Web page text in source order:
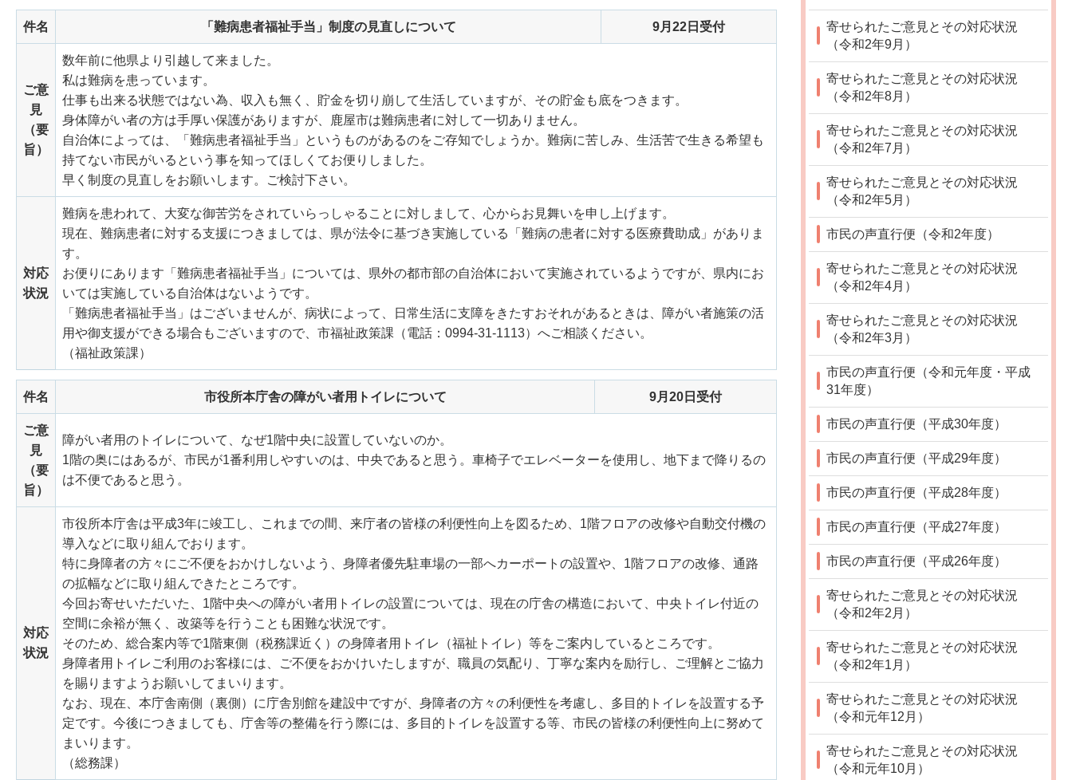
件名 「難病患者福祉手当」制度の見直しについて 9月22日受付
ご意
見
（要
旨）
数年前に他県より引越して来ました。
私は難病を患っています。
仕事も出来る状態ではない為、収入も無く、貯金を切り崩して生活していますが、その貯金も底をつきます。
身体障がい者の方は手厚い保護がありますが、鹿屋市は難病患者に対して一切ありません。
自治体によっては、「難病患者福祉手当」というものがあるのをご存知でしょうか。難病に苦しみ、生活苦で生きる希望も
持てない市民がいるという事を知ってほしくてお便りしました。
早く制度の見直しをお願いします。ご検討下さい。
対応
状況
難病を患われて、大変な御苦労をされていらっしゃることに対しまして、心からお見舞いを申し上げます。
現在、難病患者に対する支援につきましては、県が法令に基づき実施している「難病の患者に対する医療費助成」がありま
す。
お便りにあります「難病患者福祉手当」については、県外の都市部の自治体において実施されているようですが、県内にお
いては実施している自治体はないようです。
「難病患者福祉手当」はございませんが、病状によって、日常生活に支障をきたすおそれがあるときは、障がい者施策の活
用や御支援ができる場合もございますので、市福祉政策課（電話：0994-31-1113）へご相談ください。
（福祉政策課）
件名 市役所本庁舎の障がい者用トイレについて 9月20日受付
ご意
見
（要
旨）
障がい者用のトイレについて、なぜ1階中央に設置していないのか。
1階の奥にはあるが、市民が1番利用しやすいのは、中央であると思う。車椅子でエレベーターを使用し、地下まで降りるの
は不便であると思う。
対応
状況
市役所本庁舎は平成3年に竣工し、これまでの間、来庁者の皆様の利便性向上を図るため、1階フロアの改修や自動交付機の
導入などに取り組んでおります。
特に身障者の方々にご不便をおかけしないよう、身障者優先駐車場の一部へカーポートの設置や、1階フロアの改修、通路
の拡幅などに取り組んできたところです。
今回お寄せいただいた、1階中央への障がい者用トイレの設置については、現在の庁舎の構造において、中央トイレ付近の
空間に余裕が無く、改築等を行うことも困難な状況です。
そのため、総合案内等で1階東側（税務課近く）の身障者用トイレ（福祉トイレ）等をご案内しているところです。
身障者用トイレご利用のお客様には、ご不便をおかけいたしますが、職員の気配り、丁寧な案内を励行し、ご理解とご協力
を賜りますようお願いしてまいります。
なお、現在、本庁舎南側（裏側）に庁舎別館を建設中ですが、身障者の方々の利便性を考慮し、多目的トイレを設置する予
定です。今後につきましても、庁舎等の整備を行う際には、多目的トイレを設置する等、市民の皆様の利便性向上に努めて
まいります。
（総務課）
寄せられたご意見とその対応状況
（令和2年9月）
寄せられたご意見とその対応状況
（令和2年8月）
寄せられたご意見とその対応状況
（令和2年7月）
寄せられたご意見とその対応状況
（令和2年5月）
市民の声直行便（令和2年度）
寄せられたご意見とその対応状況
（令和2年4月）
寄せられたご意見とその対応状況
（令和2年3月）
市民の声直行便（令和元年度・平成
31年度）
市民の声直行便（平成30年度）
市民の声直行便（平成29年度）
市民の声直行便（平成28年度）
市民の声直行便（平成27年度）
市民の声直行便（平成26年度）
寄せられたご意見とその対応状況
（令和2年2月）
寄せられたご意見とその対応状況
（令和2年1月）
寄せられたご意見とその対応状況
（令和元年12月）
寄せられたご意見とその対応状況
（令和元年10月）